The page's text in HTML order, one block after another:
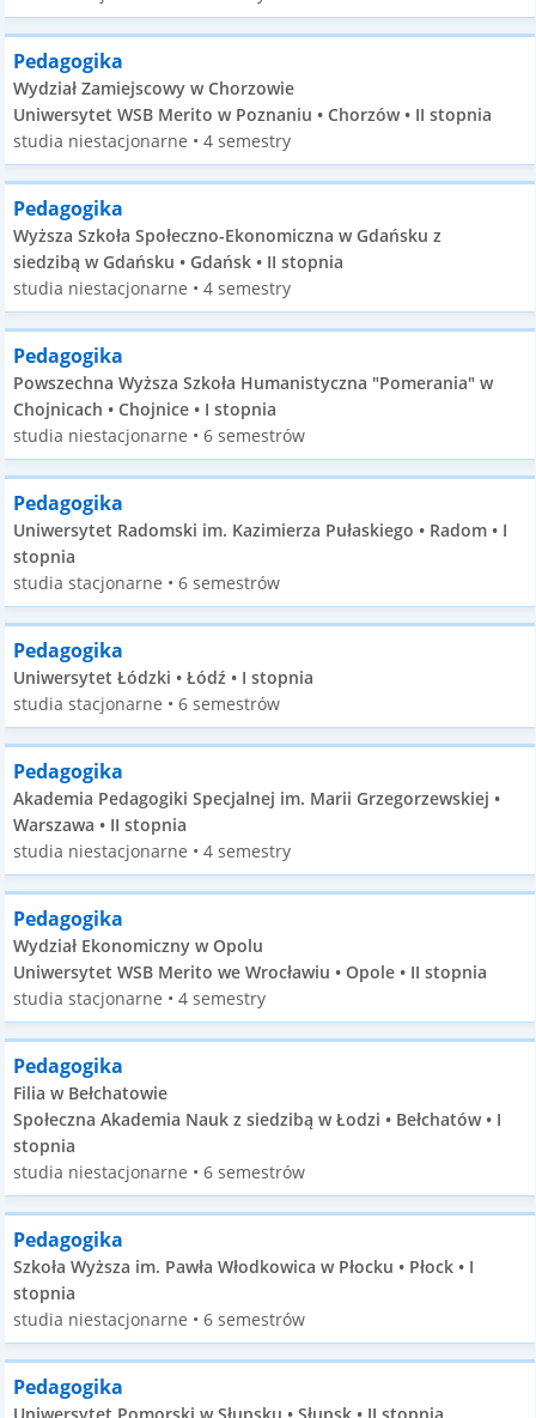
Pedagogika
Wydział Zamiejscowy w Chorzowie
Uniwersytet WSB Merito w Poznaniu • Chorzów • II stopnia
studia niestacjonarne • 4 semestry
Pedagogika
Wyższa Szkoła Społeczno-Ekonomiczna w Gdańsku z
siedzibą w Gdańsku • Gdańsk • II stopnia
studia niestacjonarne • 4 semestry
Pedagogika
Powszechna Wyższa Szkoła Humanistyczna "Pomerania" w
Chojnicach • Chojnice • I stopnia
studia niestacjonarne • 6 semestrów
Pedagogika
Uniwersytet Radomski im. Kazimierza Pułaskiego • Radom • I
stopnia
studia stacjonarne • 6 semestrów
Pedagogika
Uniwersytet Łódzki • Łódź • I stopnia
studia stacjonarne • 6 semestrów
Pedagogika
Akademia Pedagogiki Specjalnej im. Marii Grzegorzewskiej •
Warszawa • II stopnia
studia niestacjonarne • 4 semestry
Pedagogika
Wydział Ekonomiczny w Opolu
Uniwersytet WSB Merito we Wrocławiu • Opole • II stopnia
studia stacjonarne • 4 semestry
Pedagogika
Filia w Bełchatowie
Społeczna Akademia Nauk z siedzibą w Łodzi • Bełchatów • I
stopnia
studia niestacjonarne • 6 semestrów
Pedagogika
Szkoła Wyższa im. Pawła Włodkowica w Płocku • Płock • I
stopnia
studia niestacjonarne • 6 semestrów
Pedagogika